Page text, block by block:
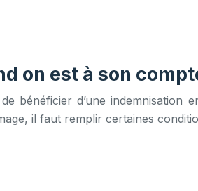
on est à son
bénéficier d’une indemnisation
il faut remplir certaines